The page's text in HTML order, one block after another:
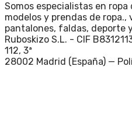
Somos especialistas en
modelos y prendas de ropa.,
pantalones, faldas, deporte
Ruboskizo S.L. - CIF
112, 3ª
28002 Madrid (España) —